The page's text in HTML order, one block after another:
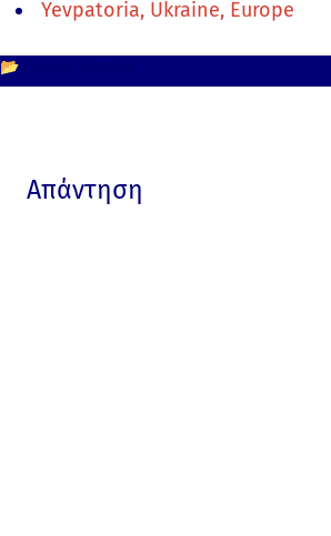
Yevpatoria, Ukraine, Europe
📂
Απάντηση